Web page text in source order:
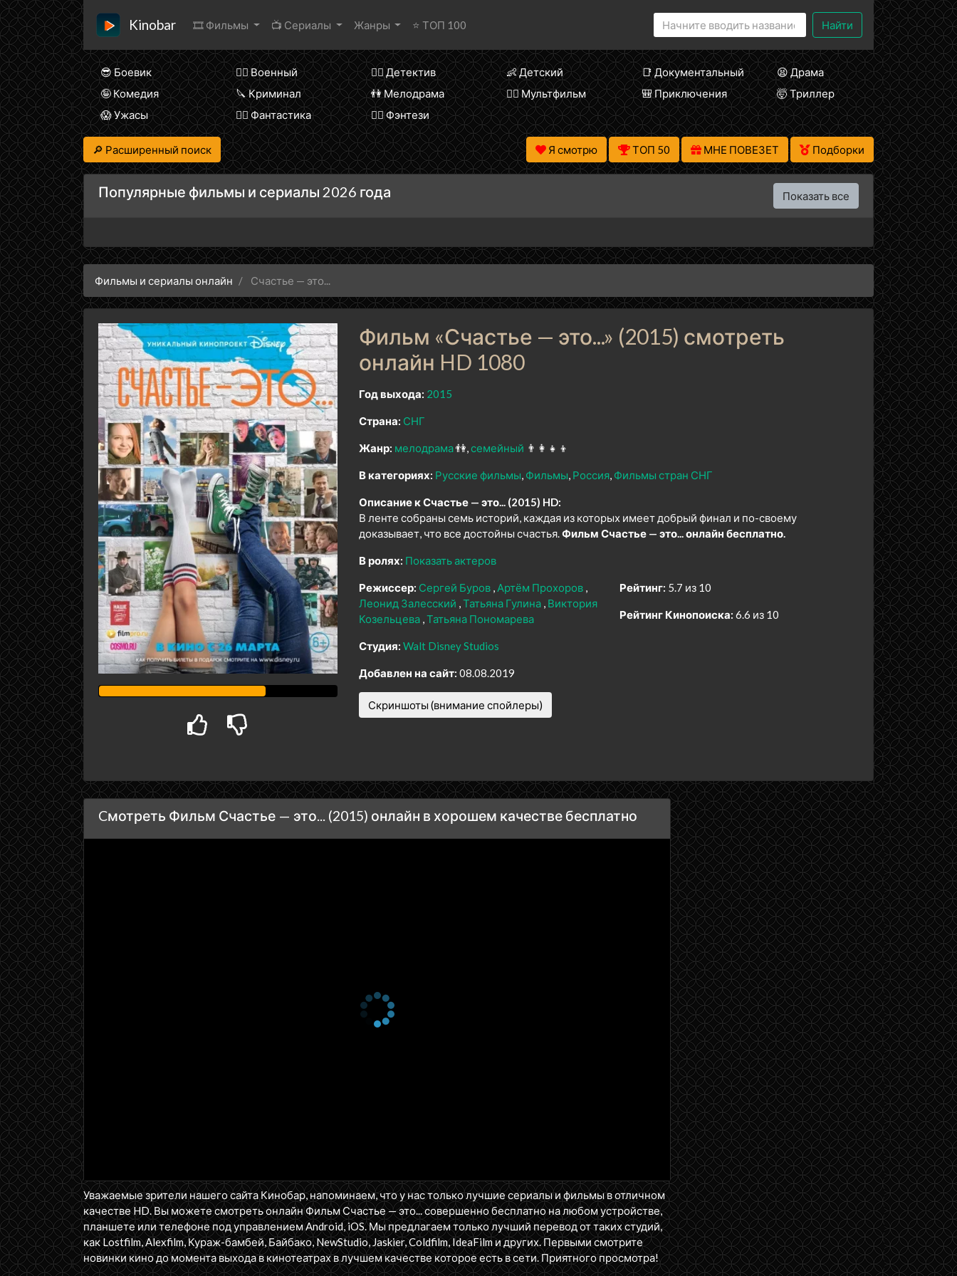
Kinobar 🎞 Фильмы 📺 Сериалы Жанры ⭐ ТОП 100 Найти
😎 Боевик 👨‍✈️ Военный 🕵️‍♂️ Детектив 👶 Детский 📑 Документальный
😫 Драма
🤪 Комедия
🔪 Криминал 👫 Мелодрама 🧚‍♀️ Мультфильм 🎒 Приключения
🤯 Триллер
😱 Ужасы
🧙‍♀️ Фантастика 🧝‍♂️ Фэнтези
🔎 Расширенный поиск Я смотрю ТОП 50 МНЕ ПОВЕЗЕТ Подборки
Популярные фильмы и сериалы 2026 года Показать все
Фильмы и сериалы онлайн Счастье — это...
Фильм «Счастье — это...» (2015) смотреть
онлайн HD 1080
Год выхода: 2015
Страна: СНГ
Жанр: мелодрама👫 семейный 👨‍👩‍👧‍👦
В категориях: Русские фильмы Фильмы Россия Фильмы стран СНГ
Описание к Счастье — это... (2015) HD:
В ленте собраны семь историй, каждая из которых имеет добрый финал и по-своему
доказывает, что все достойны счастья.Фильм Счастье — это... онлайн бесплатно.
В ролях: Показать актеров
Режиссер: Сергей Буров Артём Прохоров
Леонид Залесский Татьяна Гулина Виктория
Козельцева Татьяна Пономарева
Студия: Walt Disney Studios
Рейтинг: 5.7 из 10
Рейтинг Кинопоиска: 6.6 из 10
Добавлен на сайт: 08.08.2019
Скриншоты (внимание спойлеры)
Cмотреть Фильм Счастье — это... (2015) онлайн в хорошем качестве бесплатно
Уважаемые зрители нашего сайта Кинобар, напоминаем, что у нас только лучшие сериалы и фильмы в отличном
качестве HD. Вы можете смотреть онлайн Фильм Счастье — это... совершенно бесплатно на любом устройстве,
планшете или телефоне под управлением Android, iOS. Мы предлагаем только лучший перевод от таких студий,
как Lostfilm, Alexfilm, Кураж-бамбей, Байбако, NewStudio, Jaskier, Coldfilm, IdeaFilm и других. Первыми смотрите
новинки кино до момента выхода в кинотеатрах в лучшем качестве которое есть в сети. Приятного просмотра!